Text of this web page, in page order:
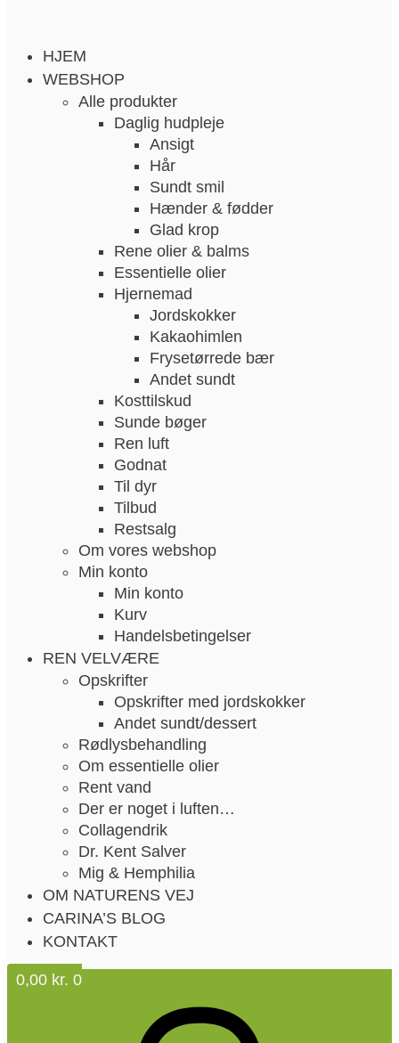
HJEM
WEBSHOP
Alle produkter
Daglig hudpleje
Ansigt
Hår
Sundt smil
Hænder & fødder
Glad krop
Rene olier & balms
Essentielle olier
Hjernemad
Jordskokker
Kakaohimlen
Frysetørrede bær
Andet sundt
Kosttilskud
Sunde bøger
Ren luft
Godnat
Til dyr
Tilbud
Restsalg
Om vores webshop
Min konto
Min konto
Kurv
Handelsbetingelser
REN VELVÆRE
Opskrifter
Opskrifter med jordskokker
Andet sundt/dessert
Rødlysbehandling
Om essentielle olier
Rent vand
Der er noget i luften…
Collagendrik
Dr. Kent Salver
Mig & Hemphilia
OM NATURENS VEJ
CARINA’S BLOG
KONTAKT
0,00 kr. 0